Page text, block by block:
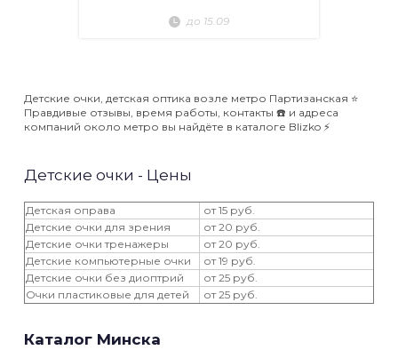
до 15.09
Детские очки, детская оптика возле метро Партизанская ⭐️
Правдивые отзывы, время работы, контакты ☎️ и адреса
компаний около метро вы найдёте в каталоге Blizko ⚡️
Детские очки - Цены
Детская оправа
от 15 руб.
Детские очки для зрения
от 20 руб.
Детские очки тренажеры
от 20 руб.
Детские компьютерные очки
от 19 руб.
Детские очки без диоптрий
от 25 руб.
Очки пластиковые для детей
от 25 руб.
Каталог Минска